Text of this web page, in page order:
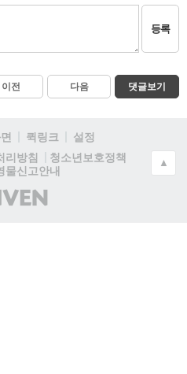
등록
이전 다음 댓글보기
퀵링크
설정
리방침
청소년보호정책
물신고안내
(주)
인
▲